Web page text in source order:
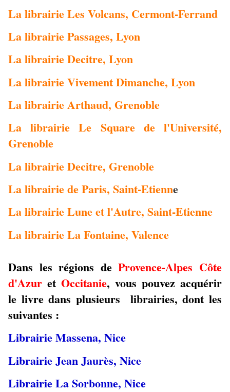
La librairie Les Volcans, Cermont-Ferrand
La librairie Passages, Lyon
La librairie Decitre, Lyon
La librairie Vivement Dimanche, Lyon
La librairie Arthaud, Grenoble
La librairie Le Square de l'Université,
Grenoble
La librairie Decitre, Grenoble
La librairie de Paris, Saint-Etienne
La librairie Lune et l'Autre, Saint-Etienne
La librairie La Fontaine, Valence
Dans les régions de Provence-Alpes Côte
d'Azur et Occitanie, vous pouvez acquérir
le livre dans plusieurs librairies, dont les
suivantes :
Librairie Massena, Nice
Librairie Jean Jaurès, Nice
Librairie La Sorbonne, Nice